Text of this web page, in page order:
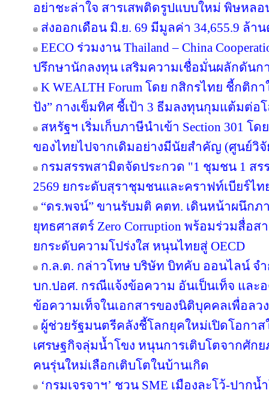
อย่าชะล่าใจ สารเสพติดรูปแบบใหม่ พิษหล
ส่งออกเดือน มิ.ย. 69 มีมูลค่า 34,655.9 ล้า
EECO ร่วมงาน Thailand – China
ปรึกษานักลงทุน เสริมความเชื่อมั่นผลักดันก
K WEALTH Forum โดย กสิกรไทย ชี้กติก
ปัง” กางเข็มทิศ ชี้เป้า 3 ธีมลงทุนกุมแต้มต่อ
สหรัฐฯ เริ่มเก็บภาษีนำเข้า Section 301 โ
ของไทยไปจากเดิมอย่างมีนัยสำคัญ (ศูนย์วิจั
กรมสรรพสามิตจัดประกวด "1 ชุมชน 1 สร
2569 ยกระดับสุราชุมชนและคราฟท์เบียร์ไท
“ดร.พจน์” ขานรับมติ คตท. เดินหน้าผนึกภ
ยุทธศาสตร์ Zero Corruption พร้อมร่วมสื่อ
ยกระดับความโปร่งใส หนุนไทยสู่ OECD
ก.ล.ต. กล่าวโทษ บริษัท บิทคับ ออนไลน์ จ
บก.ปอศ. กรณีแจ้งข้อความ อันเป็นเท็จ แล
ข้อความเท็จในเอกสารของนิติบุคคลเพื่อลว
ผู้ช่วยรัฐมนตรีคลังชี้โลกยุคใหม่เปิดโอกา
เศรษฐกิจลุ่มน้ำโขง หนุนการเติบโตจากศัก
คนรุ่นใหม่เลือกเติบโตในบ้านเกิด
‘กรมเจรจาฯ’ ชวน SME เมืองละโว้-ปา